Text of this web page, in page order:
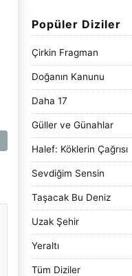
Popüler Diziler
Çirkin Fragman
Doğanın Kanunu
Daha 17
Güller ve Günahlar
Halef: Köklerin Çağrısı
Sevdiğim Sensin
Taşacak Bu Deniz
Uzak Şehir
Yeraltı
Tüm Diziler